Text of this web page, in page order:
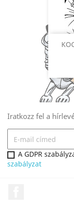
Iratkozz fel a
A GDPR
szabályzat